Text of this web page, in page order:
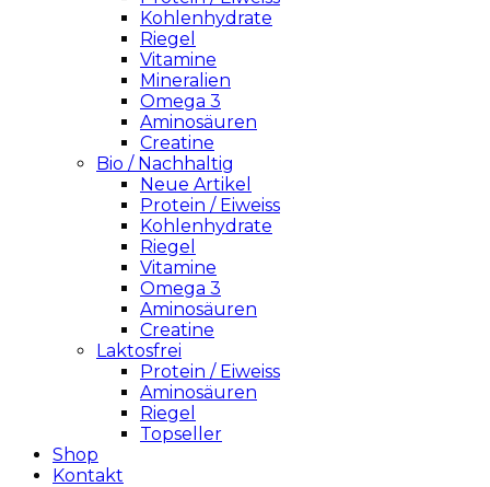
Kohlenhydrate
Riegel
Vitamine
Mineralien
Omega 3
Aminosäuren
Creatine
Bio / Nachhaltig
Neue Artikel
Protein / Eiweiss
Kohlenhydrate
Riegel
Vitamine
Omega 3
Aminosäuren
Creatine
Laktosfrei
Protein / Eiweiss
Aminosäuren
Riegel
Topseller
Shop
Kontakt